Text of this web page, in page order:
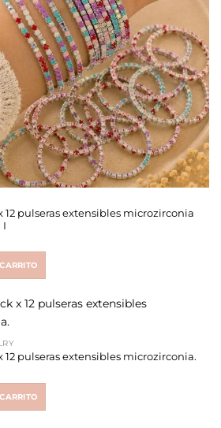
12 pulseras extensibles microzirconia
I
12 pulseras extensibles microzirconia.